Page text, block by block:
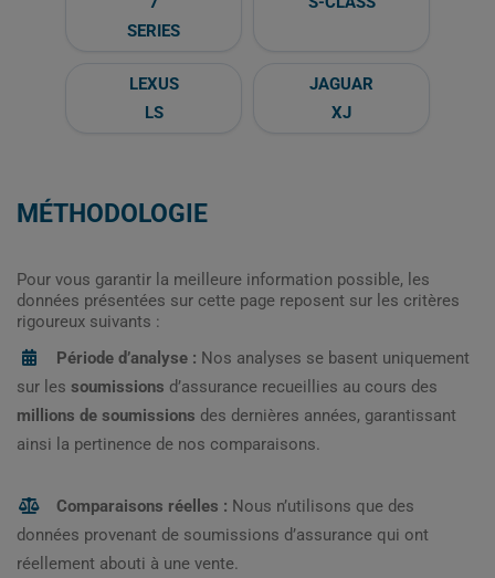
SERIES
LEXUS
LS
JAGUAR
XJ
MÉTHODOLOGIE
Pour vous garantir la meilleure information possible, les
données présentées sur cette page reposent sur les critères
rigoureux suivants :
Période d’analyse : Nos analyses se basent uniquement
sur les soumissions d’assurance recueillies au cours des
millions de soumissions des dernières années, garantissant
ainsi la pertinence de nos comparaisons.
Comparaisons réelles : Nous n’utilisons que des
données provenant de soumissions d’assurance qui ont
réellement abouti à une vente.